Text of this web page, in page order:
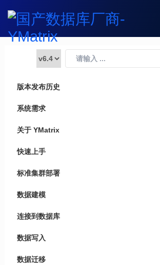
版本发布历史
系统需求
关于 YMatrix
快速上手
标准集群部署
数据建模
连接到数据库
数据写入
数据迁移